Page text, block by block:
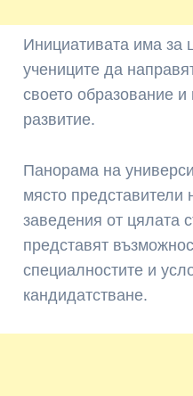
Инициативата има за
учениците да
своето образование
развитие.
Панорама на
място представители
заведения от цялата
представят
специалностите и
кандидатстване.